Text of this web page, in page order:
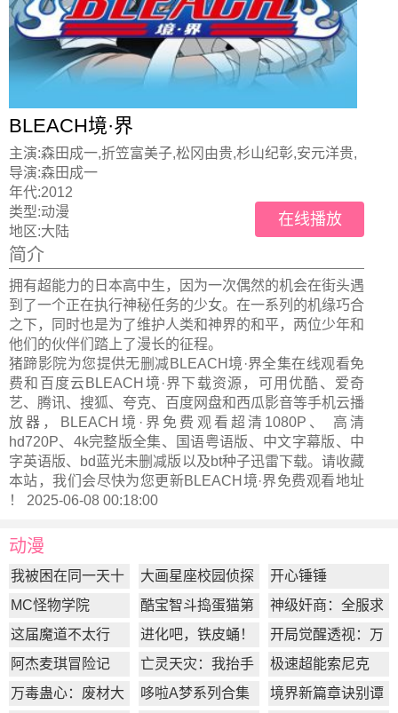
BLEACH境·界
主演:森田成一,折笠富美子,松冈由贵,杉山纪彰,安元洋贵,
导演:森田成一
年代:2012
类型:动漫
地区:大陆
在线播放
简介
拥有超能力的日本高中生，因为一次偶然的机会在街头遇
到了一个正在执行神秘任务的少女。在一系列的机缘巧合
之下，同时也是为了维护人类和神界的和平，两位少年和
他们的伙伴们踏上了漫长的征程。
猪蹄影院为您提供无删减BLEACH境·界全集在线观看免
费和百度云BLEACH境·界下载资源，可用优酷、爱奇
艺、腾讯、搜狐、夸克、百度网盘和西瓜影音等手机云播
放器，BLEACH境·界免费观看超清1080P、 高清
hd720P、4k完整版全集、国语粤语版、中文字幕版、中
字英语版、bd蓝光未删减版以及bt种子迅雷下载。请收藏
本站，我们会尽快为您更新BLEACH境·界免费观看地址
！ 2025-06-08 00:18:00
动漫
我被困在同一天十
万年
大画星座校园侦探
第2季
开心锤锤
MC怪物学院
酷宝智斗捣蛋猫第
1季
神级奸商：全服求
我别薅了
这届魔道不太行 进化吧，铁皮蛹！
开局觉醒透视：万
物皆透,我即无敌
阿杰麦琪冒险记
亡灵天灾：我抬手
百万骨海
极速超能索尼克
万毒蛊心：废材大
哆啦A梦系列合集
境界新篇章诀别谭